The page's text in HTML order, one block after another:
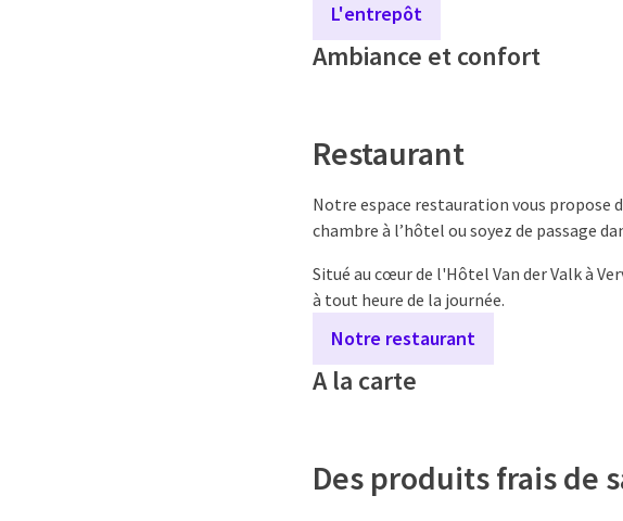
L'entrepôt
Ambiance et confort
Restaurant
Notre espace restauration vous propose
chambre à l’hôtel ou soyez de passage
Situé au cœur de l'Hôtel Van der Valk à
à tout heure de la journée.
Notre restaurant
A la carte
Des produits frais de